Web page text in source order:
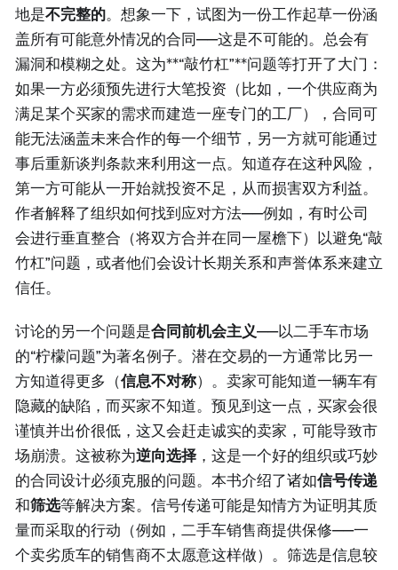
地是不完整的。想象一下，试图为一份工作起草一份涵
盖所有可能意外情况的合同——这是不可能的。总会有
漏洞和模糊之处。这为**“敲竹杠”**问题等打开了大门：
如果一方必须预先进行大笔投资（比如，一个供应商为
满足某个买家的需求而建造一座专门的工厂），合同可
能无法涵盖未来合作的每一个细节，另一方就可能通过
事后重新谈判条款来利用这一点。知道存在这种风险，
第一方可能从一开始就投资不足，从而损害双方利益。
作者解释了组织如何找到应对方法——例如，有时公司
会进行垂直整合（将双方合并在同一屋檐下）以避免“敲
竹杠”问题，或者他们会设计长期关系和声誉体系来建立
信任。
讨论的另一个问题是合同前机会主义——以二手车市场
的“柠檬问题”为著名例子。潜在交易的一方通常比另一
方知道得更多（信息不对称）。卖家可能知道一辆车有
隐藏的缺陷，而买家不知道。预见到这一点，买家会很
谨慎并出价很低，这又会赶走诚实的卖家，可能导致市
场崩溃。这被称为逆向选择 ，这是一个好的组织或巧妙
的合同设计必须克服的问题。本书介绍了诸如信号传递
和筛选等解决方案。信号传递可能是知情方为证明其质
量而采取的行动（例如，二手车销售商提供保修——一
个卖劣质车的销售商不太愿意这样做）。筛选是信息较